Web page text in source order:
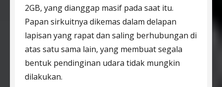
2GB, yang dianggap masif pada saat itu.
Papan sirkuitnya dikemas dalam delapan
lapisan yang rapat dan saling berhubungan di
atas satu sama lain, yang membuat segala
bentuk pendinginan udara tidak mungkin
dilakukan.